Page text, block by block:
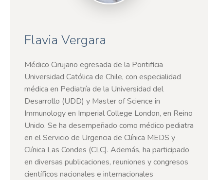
Flavia Vergara
Médico Cirujano egresada de la Pontificia
Universidad Católica de Chile, con especialidad
médica en Pediatría de la Universidad del
Desarrollo (UDD) y Master of Science in
Immunology en Imperial College London, en Reino
Unido. Se ha desempeñado como médico pediatra
en el Servicio de Urgencia de Clínica MEDS y
Clínica Las Condes (CLC). Además, ha participado
en diversas publicaciones, reuniones y congresos
científicos nacionales e internacionales